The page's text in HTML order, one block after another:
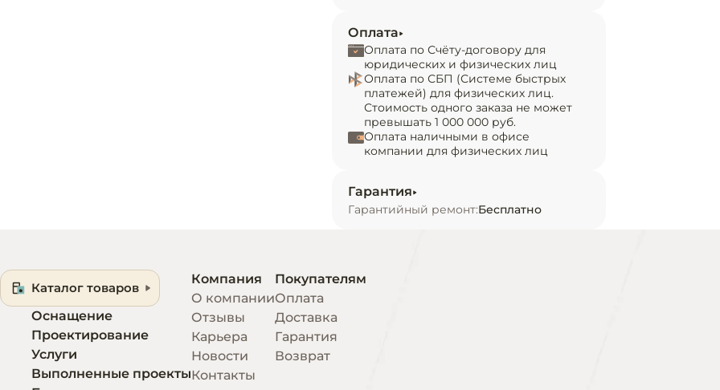
обеспечивает оптимальные условия
Оплата
Оплата по Счёту-договору для
юридических и физических лиц
Оплата по СБП (Системе быстрых
платежей) для физических лиц.
Стоимость одного заказа не может
превышать 1 000 000 руб.
Оплата наличными в офисе
компании для физических лиц
Гарантия
Гарантийный ремонт:Бесплатно
Каталог товаров
Оснащение
Проектирование
Услуги
Выполненные проекты
Компания
О компании
Отзывы
Карьера
Новости
Контакты
Покупателям
Оплата
Доставка
Гарантия
Возврат